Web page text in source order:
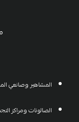
المشاهير وصانعي
الصالونات ومراكز